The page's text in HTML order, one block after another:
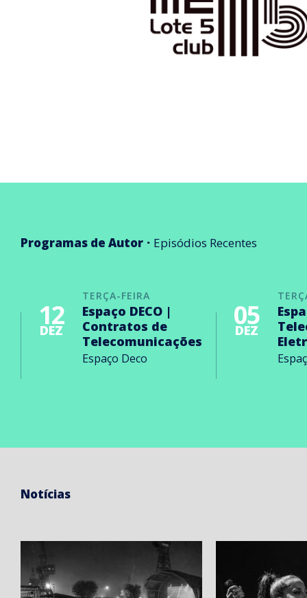
Programas de Autor Episódios Recentes
TERÇA-FEIRA
12
DEZ
Espaço DECO |
Contratos de
Telecomunicações
Espaço Deco
05
DEZ
Notícias